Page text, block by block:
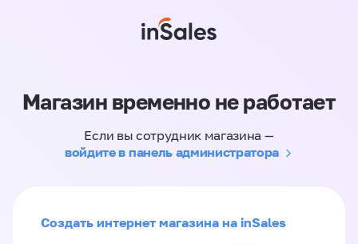
Магазин временно не работает
Если вы сотрудник магазина —
войдите в панель администратора
Создать интернет магазина на inSales